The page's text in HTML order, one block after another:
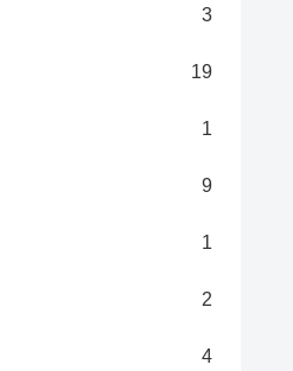
3
19
1
9
1
2
4